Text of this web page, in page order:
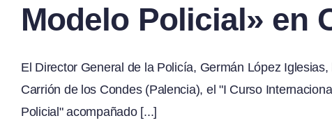
Modelo Policial» en
El Director General de la Policía, Germán López
Carrión de los Condes (Palencia), el "I Curso
Policial" acompañado [...]